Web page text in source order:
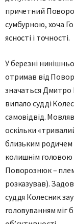
причетний
сумбурною, хоча
ясності і точності.
У березні
отримав від
значаться Дмитро
випало судді
самовідвід.
оскільки
близьким
колишнім головою
Поворознюк –
розказував).
суддя Колесник
головуванням міг